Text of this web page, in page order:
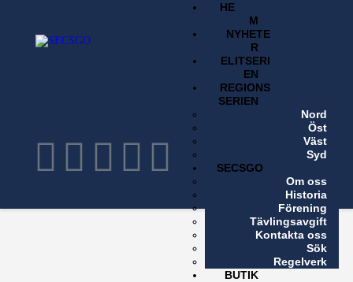
Kontakta oss
Sök
Regelverk
BUTI
HE
M
NYHETE
R
ELITSERI
EN
REGIONS
SERIEN
Nord
Öst
Väst
Syd
SECSGO
Om oss
Historia
Förening
Tävlingsavgift
Kontakta oss
Sök
Regelverk
BUTIK